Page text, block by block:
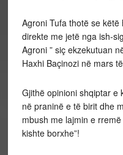
Agroni Tufa thotë se
direkte me jetë nga ish-
Agroni ” siç ekzekutuan
Haxhi Baçinozi në mars
Gjithë opinioni shqiptar e
në praninë e të birit dhe
mbush me lajmin e
kishte borxhe”!